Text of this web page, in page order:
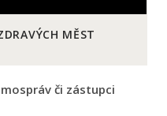
MĚST
či zástupci